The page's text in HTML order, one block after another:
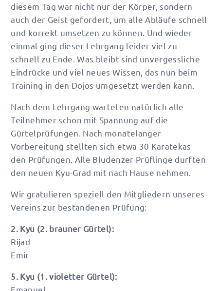
diesem Tag war nicht nur der Körper, sondern
auch der Geist gefordert, um alle Abläufe schnell
und korrekt umsetzen zu können. Und wieder
einmal ging dieser Lehrgang leider viel zu
schnell zu Ende. Was bleibt sind unvergessliche
Eindrücke und viel neues Wissen, das nun beim
Training in den Dojos umgesetzt werden kann.
Nach dem Lehrgang warteten natürlich alle
Teilnehmer schon mit Spannung auf die
Gürtelprüfungen. Nach monatelanger
Vorbereitung stellten sich etwa 30 Karatekas
den Prüfungen. Alle Bludenzer Prüflinge durften
den neuen Kyu-Grad mit nach Hause nehmen.
Wir gratulieren speziell den Mitgliedern unseres
Vereins zur bestandenen Prüfung:
2. Kyu (2. brauner Gürtel):
Rijad
Emir
5. Kyu (1. violetter Gürtel):